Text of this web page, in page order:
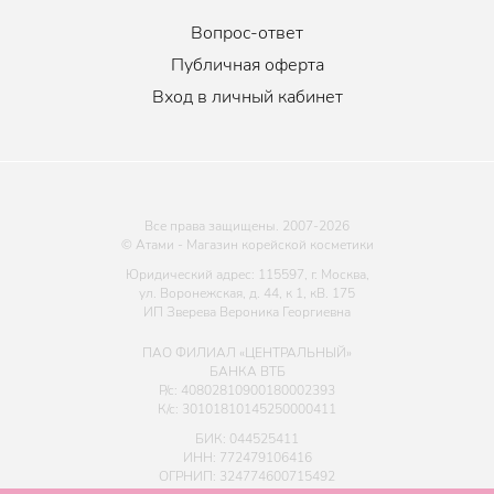
Вопрос-ответ
Публичная оферта
Вход в личный кабинет
Все права защищены. 2007-2026
© Атами - Магазин корейской косметики
Юридический адрес: 115597, г. Москва,
ул. Воронежская, д. 44, к 1, кВ. 175
ИП Зверева Вероника Георгиевна
ПАО ФИЛИАЛ «ЦЕНТРАЛЬНЫЙ»
БАНКА ВТБ
Р/с: 40802810900180002393
К/с: 30101810145250000411
БИК: 044525411
ИНН: 772479106416
ОГРНИП: 324774600715492